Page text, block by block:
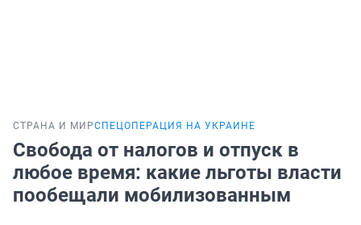
СТРАНА И МИРСПЕЦОПЕРАЦИЯ НА УКРАИНЕ
Свобода от налогов и отпуск в
любое время: какие льготы власти
пообещали мобилизованным